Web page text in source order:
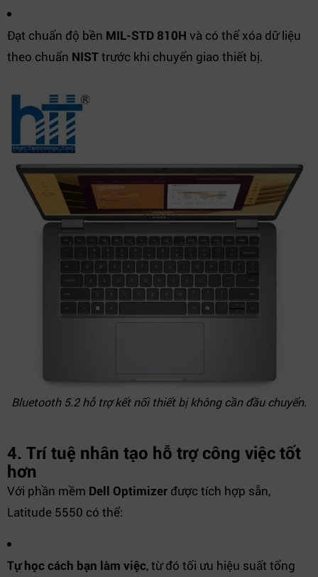
Đạt chuẩn độ bền MIL-STD 810H và có thể xóa dữ liệu
theo chuẩn NISTtrước khi chuyển giao thiết bị.
Bluetooth 5.2 hỗ trợ kết nối thiết bị không cần đầu chuyển.
4. Trí tuệ nhân tạo hỗ trợ công việc tốt
hơn
Với phần mềm Dell Optimizer được tích hợp sẵn,
Latitude 5550 có thể:
Tự học cách bạn làm việc, từ đó tối ưu hiệu suất tổng